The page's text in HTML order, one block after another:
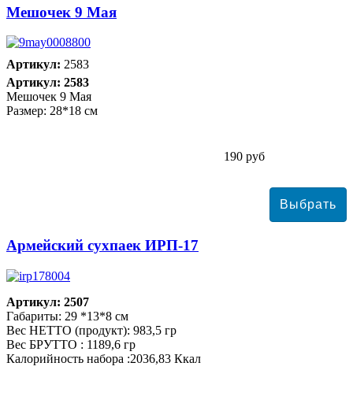
Мешочек 9 Мая
Артикул: 2583
Артикул: 2583
Мешочек 9 Мая
Размер: 28*18 см
190 руб
Армейский сухпаек ИРП-17
Артикул: 2507
Габариты: 29 *13*8 см
Вес НЕТТО (продукт): 983,5 гр
Вес БРУТТО : 1189,6 гр
Калорийность набора :2036,83 Ккал